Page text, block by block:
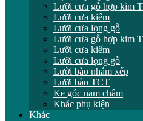
Lưỡi cưa gỗ hợp kim
Lưỡi cưa kiếm
Lưỡi cưa lọng gỗ
Lưỡi cưa gỗ hợp kim
Lưỡi cưa kiếm
Lưỡi cưa lọng gỗ
Lười bào nhám xếp
Lưỡi bào TCT
Ke góc nam châm
Khác phụ kiện
Khác